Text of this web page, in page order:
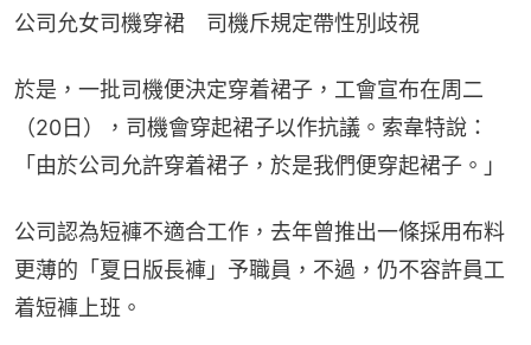
公司允女司機穿裙　司機斥規定帶性別歧視
於是，一批司機便決定穿着裙子，工會宣布在周二
（20日），司機會穿起裙子以作抗議。索韋特說：
「由於公司允許穿着裙子，於是我們便穿起裙子。」
公司認為短褲不適合工作，去年曾推出一條採用布料
更薄的「夏日版長褲」予職員，不過，仍不容許員工
着短褲上班。